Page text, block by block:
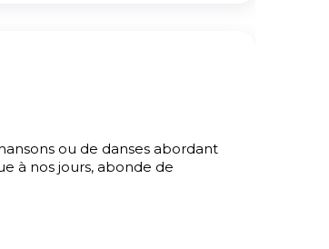
ou de danses abordant
à nos jours, abonde de